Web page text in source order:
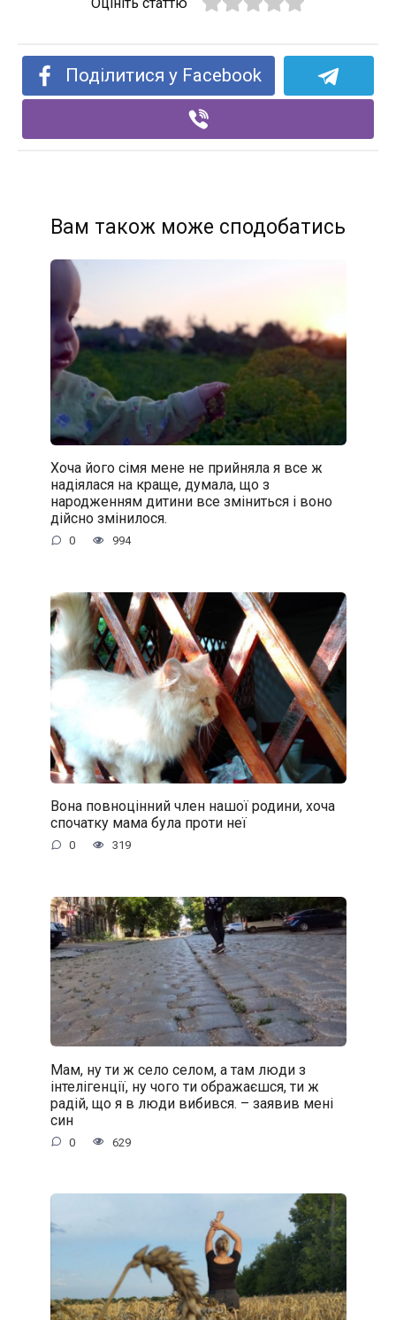
Поділитися у Facebook
Вам також може сподобатись
Хоча його сімя мене не прийняла я все ж
надіялася на краще, думала, що з
народженням дитини все зміниться і воно
дійсно змінилося.
0 994
Вона повноцінний член нашої родини, хоча
спочатку мама була проти неї
0 319
Мам, ну ти ж село селом, а там люди з
інтелігенції, ну чого ти ображаєшся, ти ж
радій, що я в люди вибився. – заявив мені
син
0 629